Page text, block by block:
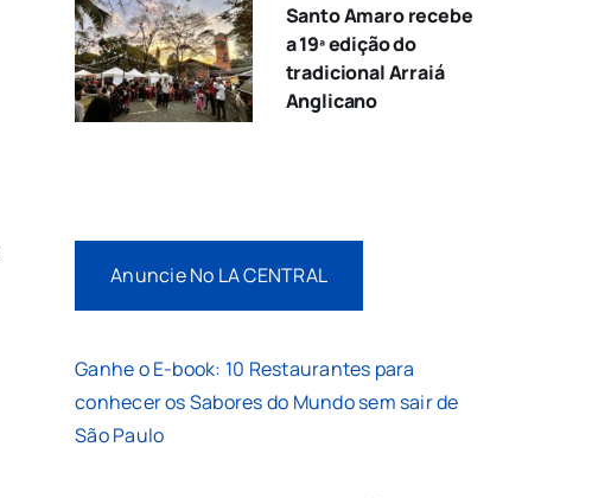
Santo Amaro recebe
a 19ª edição do
tradicional Arraiá
Anglicano
Anuncie No LA CENTRAL
Ganhe o E-book: 10 Restaurantes para
conhecer os Sabores do Mundo sem sair de
São Paulo